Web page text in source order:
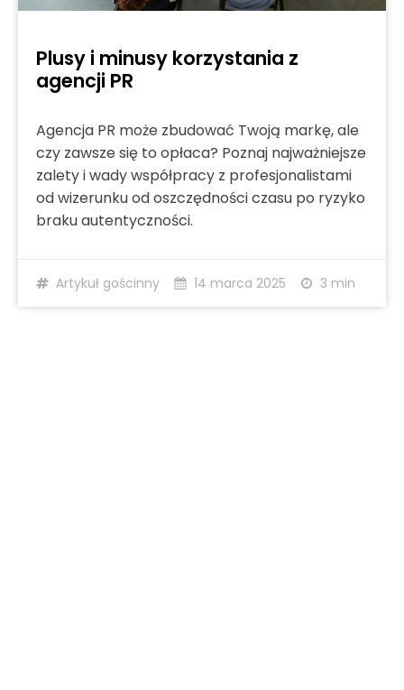
Plusy i minusy korzystania z
agencji PR
Agencja PR może zbudować Twoją markę, ale
czy zawsze się to opłaca? Poznaj najważniejsze
zalety i wady współpracy z profesjonalistami
od wizerunku od oszczędności czasu po ryzyko
braku autentyczności.
Artykuł gościnny 14 marca 2025 3 min